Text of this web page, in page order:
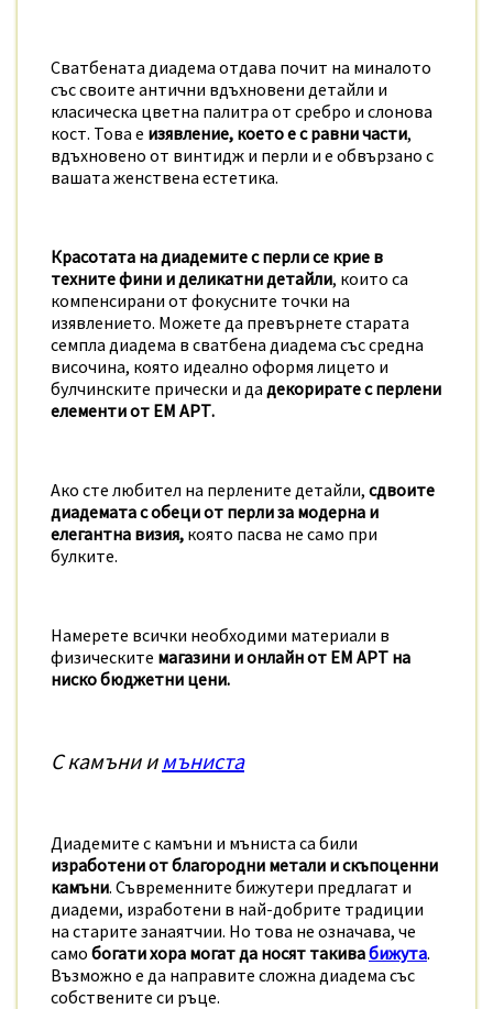
Сватбената диадема отдава почит на миналото
със своите антични вдъхновени детайли и
класическа цветна палитра от сребро и слонова
кост. Това е изявление, което е с равни части,
вдъхновено от винтидж и перли и е обвързано с
вашата женствена естетика.
Красотата на диадемите с перли се крие в
техните фини и деликатни детайли, които са
компенсирани от фокусните точки на
изявлението. Можете да превърнете старата
семпла диадема в сватбена диадема със средна
височина, която идеално оформя лицето и
булчинските прически и да декорирате с перлени
елементи от ЕМ АРТ.
Ако сте любител на перлените детайли, сдвоите
диадемата с обеци от перли за модерна и
елегантна визия, която пасва не само при
булките.
Намерете всички необходими материали в
физическите магазини и онлайн от ЕМ АРТ на
ниско бюджетни цени.
С камъни и мъниста
Диадемите с камъни и мъниста са били
изработени от благородни метали и скъпоценни
камъни. Съвременните бижутери предлагат и
диадеми, изработени в най-добрите традиции
на старите занаятчии. Но това не означава, че
само богати хора могат да носят такивабижута.
Възможно е да направите сложна диадема със
собствените си ръце.